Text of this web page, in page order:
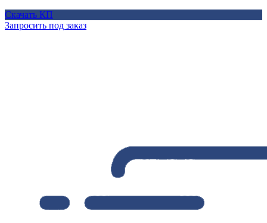
Скачать КП
Запросить под заказ